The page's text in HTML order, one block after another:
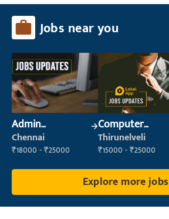
Jobs near you
Admin
Supervisor
Chennai
₹18000 - ₹25000
Computer
Operator
Thirunelveli
₹15000 - ₹25000
Explore more jobs